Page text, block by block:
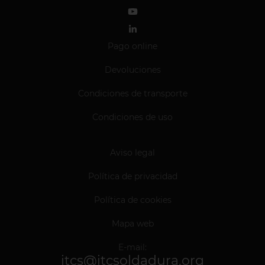
Pago online
Devoluciones
Condiciones de transporte
Condiciones de uso
Aviso legal
Política de privacidad
Política de cookies
Mapa web
E-mail:
itcs@itcsoldadura.org